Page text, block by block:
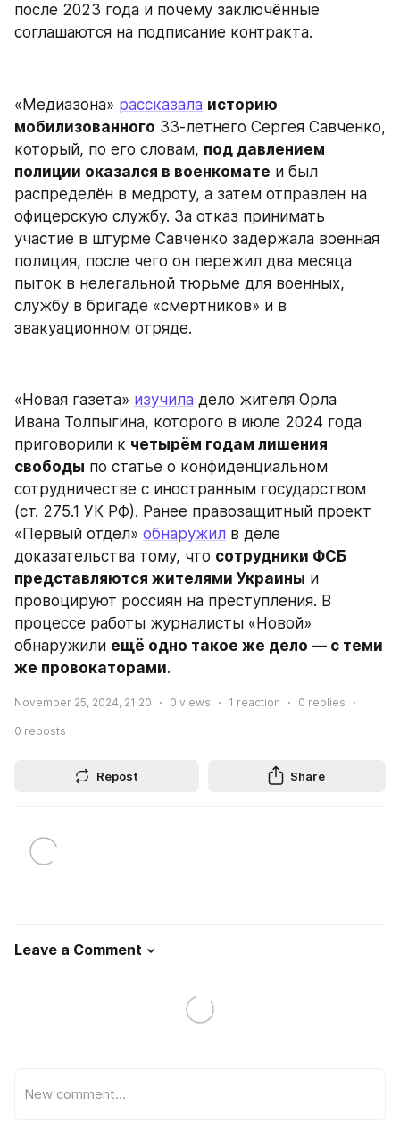
после 2023 года и почему заключённые
соглашаются на подписание контракта.
«Медиазона» рассказала историю
мобилизованного 33-летнего Сергея Савченко,
который, по его словам, под давлением
полиции оказался в военкомате и был
распределён в медроту, а затем отправлен на
офицерскую службу. За отказ принимать
участие в штурме Савченко задержала военная
полиция, после чего он пережил два месяца
пыток в нелегальной тюрьме для военных,
службу в бригаде «смертников» и в
эвакуационном отряде.
«Новая газета» изучила дело жителя Орла
Ивана Толпыгина, которого в июле 2024 года
приговорили к четырём годам лишения
свободы по статье о конфиденциальном
сотрудничестве с иностранным государством
(ст. 275.1 УК РФ). Ранее правозащитный проект
«Первый отдел» обнаружил в деле
доказательства тому, что сотрудники ФСБ
представляются жителями Украины и
провоцируют россиян на преступления. В
процессе работы журналисты «Новой»
обнаружили ещё одно такое же дело — с теми
же провокаторами.
November 25, 2024, 21:20 0 views 1 reaction 0 replies
0 reposts
Repost Share
Leave a Comment